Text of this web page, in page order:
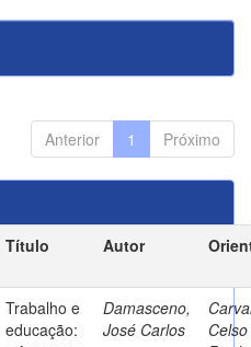
Anterior 1 Próximo
Título Autor
Trabalho e
educação:
Damasceno,
José Carlos